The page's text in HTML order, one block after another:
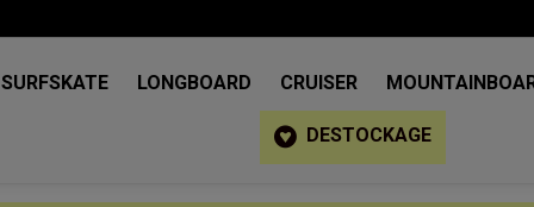
SURFSKATE LONGBOARD CRUISER
DESTOCKAGE